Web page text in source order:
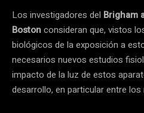
Los investigadores del Brigham
Bostonconsideran que, vistos
biológicos de la exposición a
necesarios nuevos estudios
impacto de la luz de estos
desarrollo, en particular entre